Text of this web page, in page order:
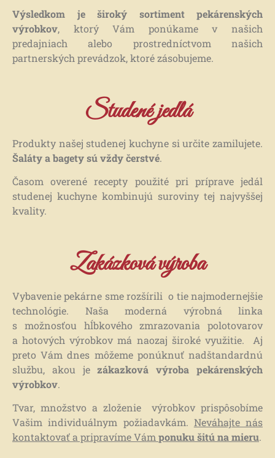
Ručná remeselná
pekárenská výroba
SME RODINNÁ PEKÁREŇ S
TRADÍCIOU
PEČIEME PRE VÁS UŽ OD
Ručná remeselná
pekárenská výroba
KVALITA
SÚ PRE NÁS PRVORADÉ
Ručná remeselná
pekárenská výroba
NAJKVALITNEJŠÍCH
PRÍRODNÝCH SUROVÍN
Ručná remeselná
pekárenská výroba
SME RODINNÁ PEKÁREŇ S
TRADÍCIOU
PEČIEME PRE VÁS UŽ OD
Ručná remeselná
pekárenská výroba
KVALITA
SÚ PRE NÁS PRVORADÉ
Ručná remeselná
pekárenská výroba
NAJKVALITNEJŠÍCH
PRÍRODNÝCH SUROVÍN
Ručná remeselná
pekárenská výroba
SME RODINNÁ PEKÁREŇ S
TRADÍCIOU
PEČIEME PRE VÁS UŽ OD
Ručná remeselná
pekárenská výroba
KVALITA
SÚ PRE NÁS PRVORADÉ
Ručná remeselná
pekárenská výroba
NAJKVALITNEJŠÍCH
PRÍRODNÝCH SUROVÍN
Výsledkom je široký sortiment pekárenských
výrobkov, ktorý Vám ponúkame v našich
predajniach alebo prostredníctvom našich
partnerských prevádzok, ktoré zásobujeme.
Studené jedlá
Produkty našej studenej kuchyne si určite zamilujete.
Šaláty a bagety sú vždy čerstvé.
Časom overené recepty použité pri príprave jedál
studenej kuchyne kombinujú suroviny tej najvyššej
kvality.
Zakázková výroba
Vybavenie pekárne sme rozšírili o tie najmodernejšie
technológie. Naša moderná výrobná linka
s možnosťou hĺbkového zmrazovania polotovarov
a hotových výrobkov má naozaj široké využitie. Aj
preto Vám dnes môžeme ponúknuť nadštandardnú
službu, akou je zákazková výroba pekárenských
výrobkov.
Tvar, množstvo a zloženie výrobkov prispôsobíme
Vašim individuálnym požiadavkám. Neváhajte nás
kontaktovať a pripravíme Vám ponuku šitú na mieru.